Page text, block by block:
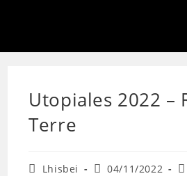
Utopiales 2022 –
Terre
Lhisbei 04/11/2022